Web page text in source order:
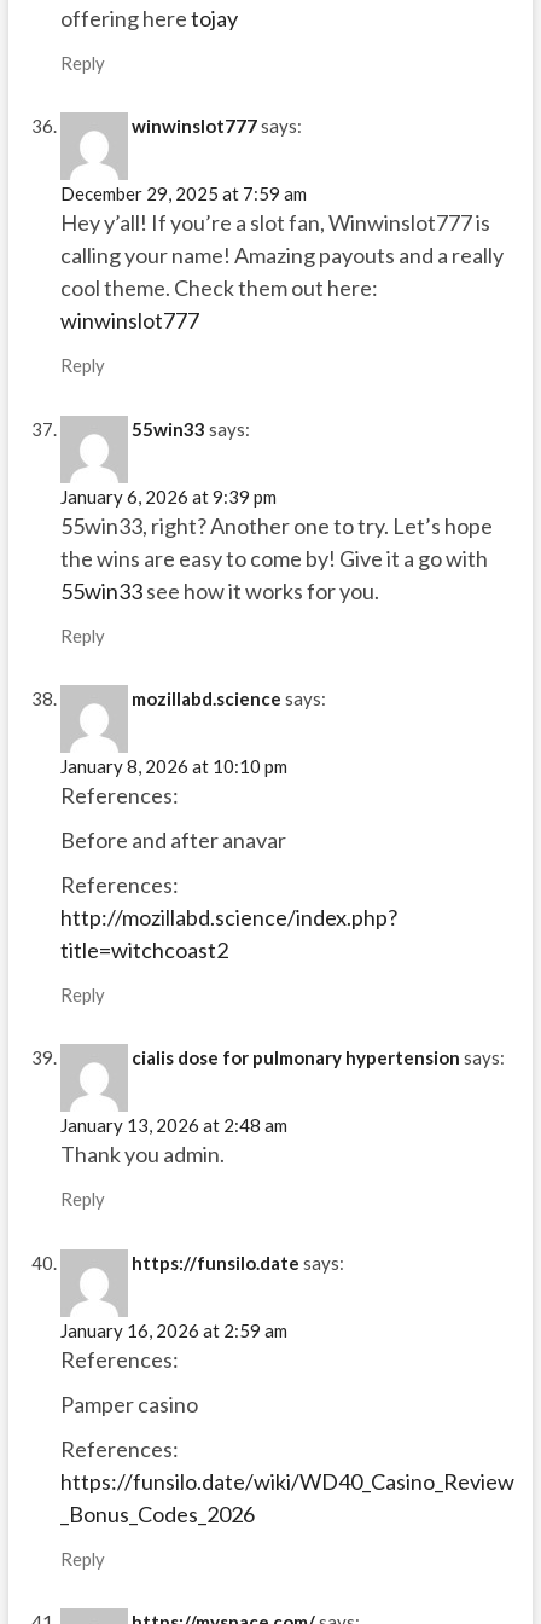
offering heretojay
Reply
winwinslot777says:
December 29, 2025 at 7:59 am
Hey y’all! If you’re a slot fan, Winwinslot777 is
calling your name! Amazing payouts and a really
cool theme. Check them out here:
winwinslot777
Reply
55win33 says:
January 6, 2026 at 9:39 pm
55win33, right? Another one to try. Let’s hope
the wins are easy to come by! Give it a go with
55win33see how it works for you.
Reply
mozillabd.science says:
January 8, 2026 at 10:10 pm
References:
Before and after anavar
References:
http://mozillabd.science/index.php?
title=witchcoast2
Reply
cialis dose for pulmonary hypertension says:
January 13, 2026 at 2:48 am
Thank you admin.
Reply
https://funsilo.date says:
January 16, 2026 at 2:59 am
References:
Pamper casino
References:
https://funsilo.date/wiki/WD40_Casino_Review
_Bonus_Codes_2026
Reply